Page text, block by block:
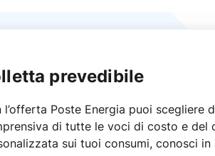
prevedibile
l’offerta Poste Energia puoi
di tutte le voci di costo e del
sui tuoi consumi, conosci